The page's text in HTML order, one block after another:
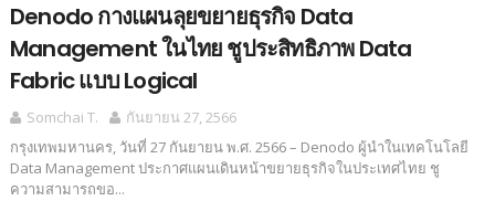
Denodo กางแผนลุยขยายธุรกิจ Data
Management ในไทย ชูประสิทธิภาพ Data
Fabric แบบ Logical
Somchai T.
กันยายน 27, 2566
กรุงเทพมหานคร, วันที่ 27 กันยายน พ.ศ. 2566 – Denodo ผู้นำในเทคโนโลยี
Data Management ประกาศแผนเดินหน้าขยายธุรกิจในประเทศไทย ชู
ความสามารถขอ...